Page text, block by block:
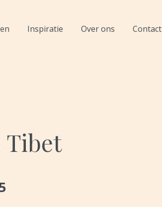
Inspiratie Over ons Contact
Tibet